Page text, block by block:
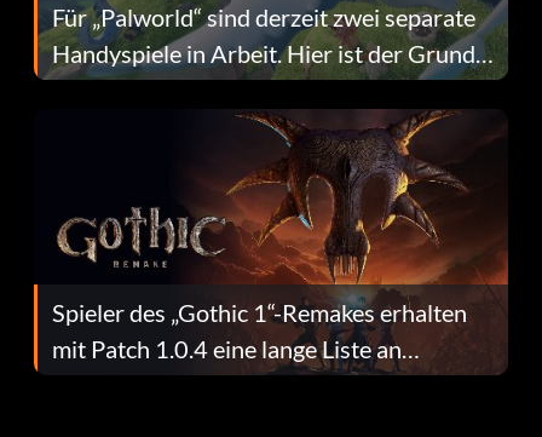
Für „Palworld“ sind derzeit zwei separate
Handyspiele in Arbeit. Hier ist der Grund
dafür.
Spieler des „Gothic 1“-Remakes erhalten
mit Patch 1.0.4 eine lange Liste an
Fehlerbehebungen